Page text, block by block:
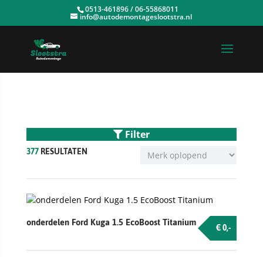
0513-461896 / 06-55868011
info@autodemontageslootstra.nl
Filter
377RESULTATEN
onderdelen Ford Kuga 1.5 EcoBoost Titanium € 0,-